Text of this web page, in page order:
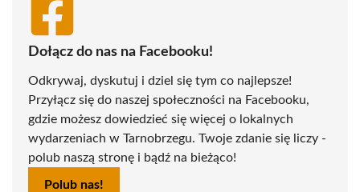
Dołącz do nas na Facebooku!
Odkrywaj, dyskutuj i dziel się tym co najlepsze!
Przyłącz się do naszej społeczności na Facebooku,
gdzie możesz dowiedzieć się więcej o lokalnych
wydarzeniach w Tarnobrzegu. Twoje zdanie się liczy -
polub naszą stronę i bądź na bieżąco!
Polub nas!